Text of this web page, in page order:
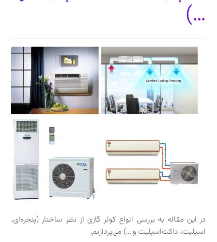
دعوت برای پروژه، تدریس و سخنرانی
ارتباط از طریق پیام‌رسان‌ها: 09373443975
…)
در این مقاله به بررسی انواع کولر گازی از نظر ساختار (پنجره‌ای،
اسپلیت، داکت‌اسپلیت و …) می‌پردازیم.